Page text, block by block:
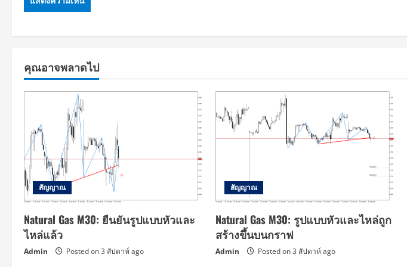
คุณอาจพลาดไป
สัญญาณ
Natural Gas M30: ยืนยันรูปแบบหัวและ
ไหล่แล้ว
Admin Posted on 3 สัปดาห์ ago
สัญญาณ
Natural Gas M30: รูปแบบหัวและไหล่ถูก
สร้างขึ้นบนกราฟ
Admin Posted on 3 สัปดาห์ ago